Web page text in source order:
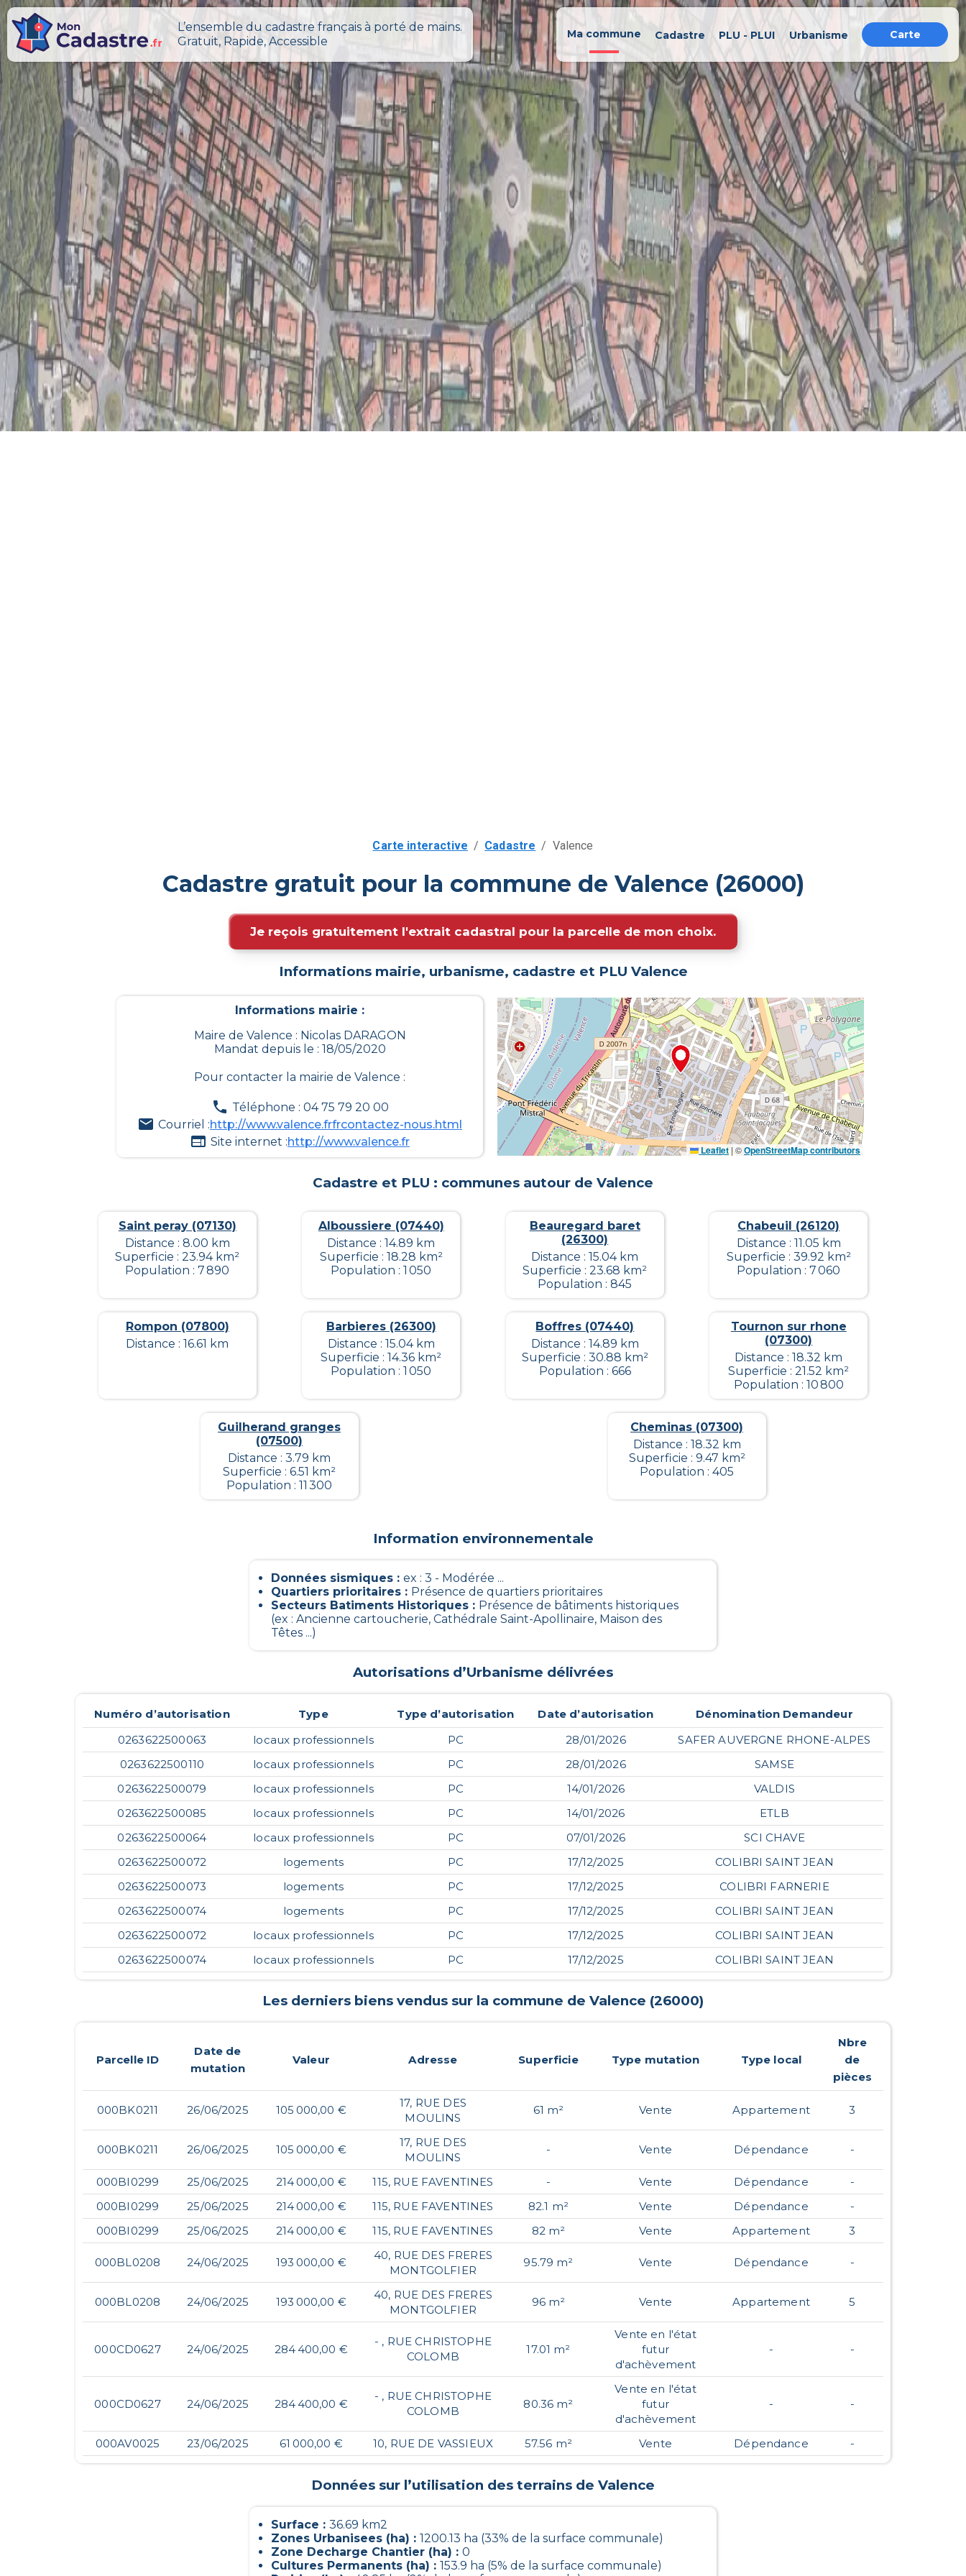
L’ensemble du cadastre français à porté de mains.
Gratuit, Rapide, Accessible
Ma commune Cadastre PLU - PLUI Urbanisme Carte
Carte interactive / Cadastre / Valence
Cadastre gratuit pour la commune de Valence (26000)
Je reçois gratuitement l'extrait cadastral pour la parcelle de mon choix.
Informations mairie, urbanisme, cadastre et PLU Valence
Informations mairie :
Maire de Valence : Nicolas DARAGON
Mandat depuis le : 18/05/2020
Pour contacter la mairie de Valence :
Téléphone : 04 75 79 20 00
Courriel :http://www.valence.frfrcontactez-nous.html
Site internet :http://www.valence.fr
Leaflet|©OpenStreetMap contributors
Cadastre et PLU : communes autour de Valence
Saint peray (07130)
Distance : 8.00 km
Superficie : 23.94 km²
Population : 7 890
Alboussiere (07440)
Distance : 14.89 km
Superficie : 18.28 km²
Population : 1 050
Beauregard baret
(26300)
Distance : 15.04 km
Superficie : 23.68 km²
Population : 845
Chabeuil (26120)
Distance : 11.05 km
Superficie : 39.92 km²
Population : 7 060
Rompon (07800)
Distance : 16.61 km
Barbieres (26300)
Distance : 15.04 km
Superficie : 14.36 km²
Population : 1 050
Boffres (07440)
Distance : 14.89 km
Superficie : 30.88 km²
Population : 666
Tournon sur rhone
(07300)
Distance : 18.32 km
Superficie : 21.52 km²
Population : 10 800
Guilherand granges
(07500)
Distance : 3.79 km
Superficie : 6.51 km²
Population : 11 300
Cheminas (07300)
Distance : 18.32 km
Superficie : 9.47 km²
Population : 405
Information environnementale
Données sismiques : ex : 3 - Modérée ...
Quartiers prioritaires : Présence de quartiers prioritaires
Secteurs Batiments Historiques : Présence de bâtiments historiques
(ex : Ancienne cartoucherie, Cathédrale Saint-Apollinaire, Maison des
Têtes ...)
Autorisations d’Urbanisme délivrées
Numéro d’autorisation Type Type d’autorisation Date d’autorisation
Dénomination Demandeur
0263622500063
locaux professionnels PC 28/01/2026
SAFER AUVERGNE RHONE-ALPES
0263622500110
locaux professionnels PC 28/01/2026
SAMSE
0263622500079
locaux professionnels PC 14/01/2026
VALDIS
0263622500085
locaux professionnels PC 14/01/2026
ETLB
0263622500064
locaux professionnels PC 07/01/2026
SCI CHAVE
0263622500072
logements PC 17/12/2025
COLIBRI SAINT JEAN
0263622500073
logements PC 17/12/2025
COLIBRI FARNERIE
0263622500074
logements PC 17/12/2025
COLIBRI SAINT JEAN
0263622500072
locaux professionnels PC 17/12/2025
COLIBRI SAINT JEAN
0263622500074
locaux professionnels PC 17/12/2025 COLIBRI SAINT JEAN
Les derniers biens vendus sur la commune de Valence (26000)
Parcelle ID
Date de
mutation
Valeur Adresse Superficie Type mutation Type local
Nbre
de
pièces
000BK0211 26/06/2025 105 000,00 €
17, RUE DES
MOULINS
61 m² Vente Appartement 3
000BK0211 26/06/2025 105 000,00 €
17, RUE DES
MOULINS
- Vente Dépendance -
000BI0299 25/06/2025 214 000,00 € 115, RUE FAVENTINES - Vente Dépendance
-
000BI0299
25/06/2025 214 000,00 € 115, RUE FAVENTINES 82.1 m² Vente Dépendance
-
000BI0299
25/06/2025 214 000,00 € 115, RUE FAVENTINES 82 m² Vente Appartement 3
000BL0208 24/06/2025 193 000,00 €
40, RUE DES FRERES
MONTGOLFIER
95.79 m² Vente Dépendance -
000BL0208 24/06/2025 193 000,00 €
40, RUE DES FRERES
MONTGOLFIER
96 m² Vente Appartement 5
000CD0627 24/06/2025 284 400,00 €
- , RUE CHRISTOPHE
COLOMB
17.01 m²
Vente en l'état
futur
d'achèvement
- -
000CD0627 24/06/2025 284 400,00 €
- , RUE CHRISTOPHE
COLOMB
80.36 m²
Vente en l'état
futur
d'achèvement
- -
000AV0025 23/06/2025 61 000,00 € 10, RUE DE VASSIEUX 57.56 m² Vente Dépendance -
Données sur l’utilisation des terrains de Valence
Surface : 36.69 km2
Zones Urbanisees (ha) : 1200.13 ha (33% de la surface communale)
Zone Decharge Chantier (ha) : 0
Cultures Permanents (ha) : 153.9 ha (5% de la surface communale)